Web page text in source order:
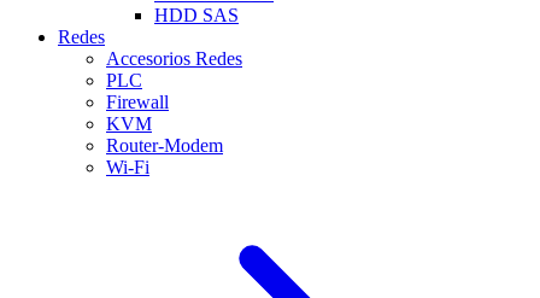
HDD SAS
Redes
Accesorios Redes
PLC
Firewall
KVM
Router-Modem
Wi-Fi